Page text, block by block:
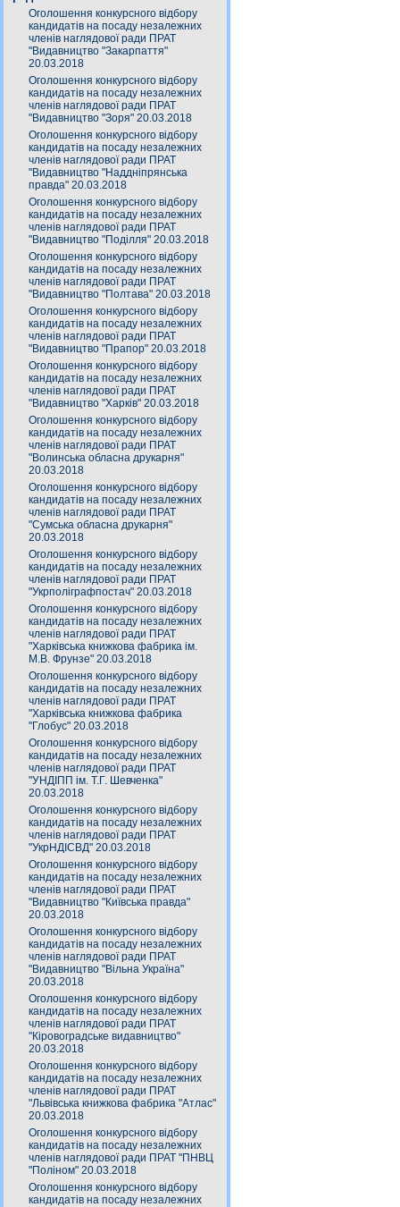
Оголошення конкурсного відбору
кандидатів на посаду незалежних
членів наглядової ради ПРАТ
"Видавництво "Закарпаття"
20.03.2018
Оголошення конкурсного відбору
кандидатів на посаду незалежних
членів наглядової ради ПРАТ
"Видавництво "Зоря" 20.03.2018
Оголошення конкурсного відбору
кандидатів на посаду незалежних
членів наглядової ради ПРАТ
"Видавництво "Наддніпрянська
правда" 20.03.2018
Оголошення конкурсного відбору
кандидатів на посаду незалежних
членів наглядової ради ПРАТ
"Видавництво "Поділля" 20.03.2018
Оголошення конкурсного відбору
кандидатів на посаду незалежних
членів наглядової ради ПРАТ
"Видавництво "Полтава" 20.03.2018
Оголошення конкурсного відбору
кандидатів на посаду незалежних
членів наглядової ради ПРАТ
"Видавництво "Прапор" 20.03.2018
Оголошення конкурсного відбору
кандидатів на посаду незалежних
членів наглядової ради ПРАТ
"Видавництво "Харків" 20.03.2018
Оголошення конкурсного відбору
кандидатів на посаду незалежних
членів наглядової ради ПРАТ
"Волинська обласна друкарня"
20.03.2018
Оголошення конкурсного відбору
кандидатів на посаду незалежних
членів наглядової ради ПРАТ
"Сумська обласна друкарня"
20.03.2018
Оголошення конкурсного відбору
кандидатів на посаду незалежних
членів наглядової ради ПРАТ
"Укрполіграфпостач" 20.03.2018
Оголошення конкурсного відбору
кандидатів на посаду незалежних
членів наглядової ради ПРАТ
"Харківська книжкова фабрика ім.
М.В. Фрунзе" 20.03.2018
Оголошення конкурсного відбору
кандидатів на посаду незалежних
членів наглядової ради ПРАТ
"Харківська книжкова фабрика
"Глобус" 20.03.2018
Оголошення конкурсного відбору
кандидатів на посаду незалежних
членів наглядової ради ПРАТ
"УНДІПП ім. Т.Г. Шевченка"
20.03.2018
Оголошення конкурсного відбору
кандидатів на посаду незалежних
членів наглядової ради ПРАТ
"УкрНДІСВД" 20.03.2018
Оголошення конкурсного відбору
кандидатів на посаду незалежних
членів наглядової ради ПРАТ
"Видавництво "Київська правда"
20.03.2018
Оголошення конкурсного відбору
кандидатів на посаду незалежних
членів наглядової ради ПРАТ
"Видавництво "Вільна Україна"
20.03.2018
Оголошення конкурсного відбору
кандидатів на посаду незалежних
членів наглядової ради ПРАТ
"Кіровоградське видавництво"
20.03.2018
Оголошення конкурсного відбору
кандидатів на посаду незалежних
членів наглядової ради ПРАТ
"Львівська книжкова фабрика "Атлас"
20.03.2018
Оголошення конкурсного відбору
кандидатів на посаду незалежних
членів наглядової ради ПРАТ "ПНВЦ
"Поліном" 20.03.2018
Оголошення конкурсного відбору
кандидатів на посаду незалежних